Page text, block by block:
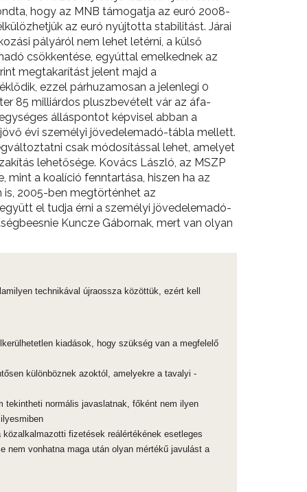
hogy az MNB támogatja az euró 2008-
az euró nyújtotta stabilitást. Járai
pályáról nem lehet letérni, a külső
csökkentése, egyúttal emelkednek az
megtakarítást jelent majd a
ezzel párhuzamosan a jelenlegi 0
85 milliárdos pluszbevételt vár az áfa-
álláspontot képvisel abban a
évi személyi jövedelemadó-tábla mellett.
csak módosítással lehet, amelyet
lehetősége. Kovács László, az MSZP
mint a koalíció fenntartása, hiszen ha az
is, 2005-ben megtörténhet az
el tudja érni a személyi jövedelemadó-
Kuncze Gábornak, mert van olyan
technikával újraossza közöttük, ezért kell
kiadások, hogy szükség van a megfelelő
különböznek azoktól, amelyekre a tavalyi -
normális javaslatnak, főként nem ilyen
fizetések reálértékének esetleges
nem vonhatna maga után olyan mértékű javulást a